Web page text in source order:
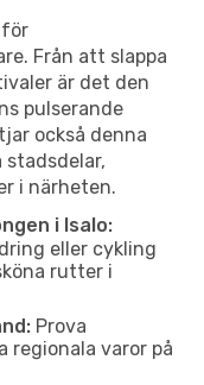
för
Från att slappa
är det den
pulserande
också denna
i närheten.
i Isalo:
eller cykling
rutter i
Prova
regionala varor på